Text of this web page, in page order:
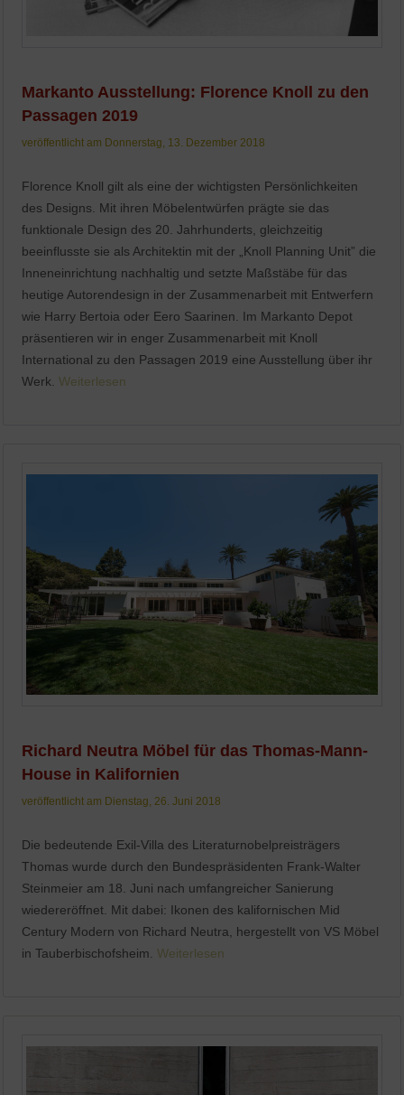
Markanto Ausstellung: Florence Knoll zu den
Passagen 2019
veröffentlicht am Donnerstag, 13. Dezember 2018
Florence Knoll gilt als eine der wichtigsten Persönlichkeiten
des Designs. Mit ihren Möbelentwürfen prägte sie das
funktionale Design des 20. Jahrhunderts, gleichzeitig
beeinflusste sie als Architektin mit der „Knoll Planning Unit” die
Inneneinrichtung nachhaltig und setzte Maßstäbe für das
heutige Autorendesign in der Zusammenarbeit mit Entwerfern
wie Harry Bertoia oder Eero Saarinen. Im Markanto Depot
präsentieren wir in enger Zusammenarbeit mit Knoll
International zu den Passagen 2019 eine Ausstellung über ihr
Werk.Weiterlesen
Richard Neutra Möbel für das Thomas-Mann-
House in Kalifornien
veröffentlicht am Dienstag, 26. Juni 2018
Die bedeutende Exil-Villa des Literaturnobelpreisträgers
Thomas wurde durch den Bundespräsidenten Frank-Walter
Steinmeier am 18. Juni nach umfangreicher Sanierung
wiedereröffnet. Mit dabei: Ikonen des kalifornischen Mid
Century Modern von Richard Neutra, hergestellt von VS Möbel
in Tauberbischofsheim.Weiterlesen